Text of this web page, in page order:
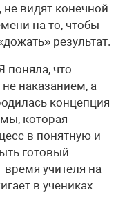
видят конечной
на то, чтобы
результат.
поняла, что
наказанием, а
концепция
которая
в понятную и
готовый
учителя на
в учениках